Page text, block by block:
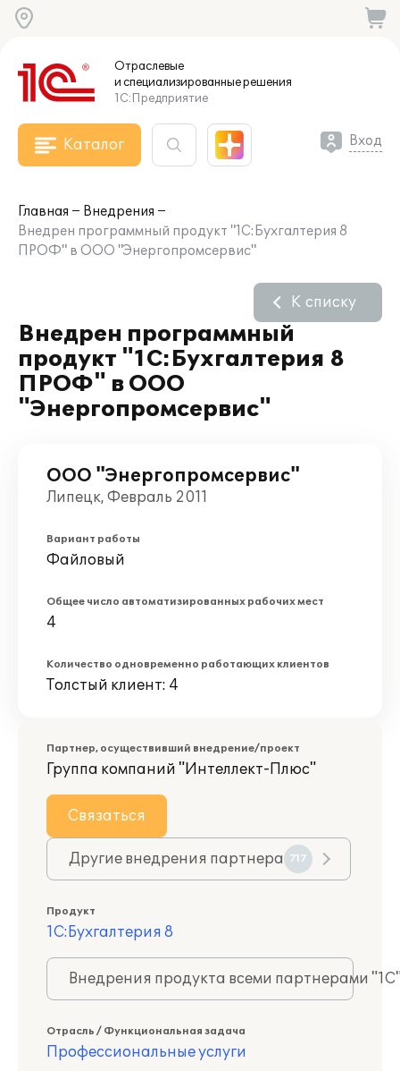
Отраслевые
и специализированныерешения
1С:Предприятие
Каталог Вход
Главная
Внедрения
Внедрен программный продукт "1С:Бухгалтерия 8
ПРОФ" в ООО "Энергопромсервис"
Внедрен программный
продукт "1С:Бухгалтерия 8
ПРОФ" в ООО
"Энергопромсервис"
К списку
ООО "Энергопромсервис"
Липецк, Февраль 2011
Вариант работы
Файловый
Общее число автоматизированных рабочих мест
4
Количество одновременно работающих клиентов
Толстый клиент: 4
Партнер, осуществивший внедрение/проект
Группа компаний "Интеллект-Плюс"
Связаться
Другие внедрения партнера 717
Продукт
1С:Бухгалтерия 8
Внедрения продукта всеми партнерами
Отрасль / Функциональная задача
Профессиональные услуги